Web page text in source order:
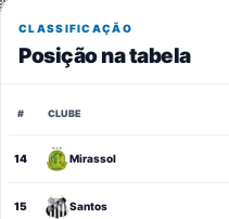
CLASSIFICAÇÃO
Posição na tabela
# CLUBE
14 Mirassol
15 Santos